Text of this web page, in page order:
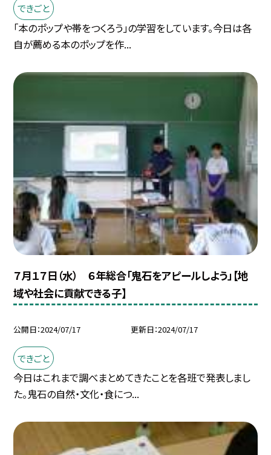
できごと
「本のポップや帯をつくろう」の学習をしています。今日は各
自が薦める本のポップを作...
７月１７日（水） ６年総合「鬼石をアピールしよう」【地
域や社会に貢献できる子】
公開日 2024/07/17 更新日 2024/07/17
できごと
今日はこれまで調べまとめてきたことを各班で発表しまし
た。鬼石の自然・文化・食につ...